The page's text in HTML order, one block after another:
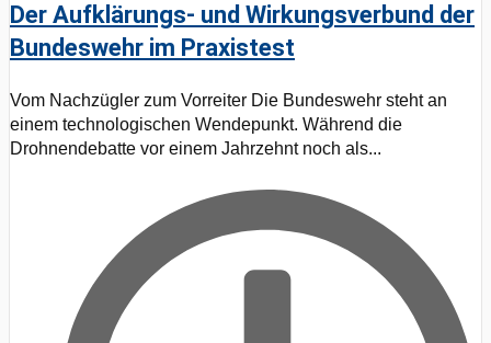
Der Aufklärungs- und Wirkungsverbund der
Bundeswehr im Praxistest
Vom Nachzügler zum Vorreiter Die Bundeswehr steht an
einem technologischen Wendepunkt. Während die
Drohnendebatte vor einem Jahrzehnt noch als...